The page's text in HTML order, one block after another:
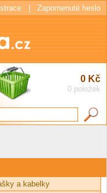
0 Kč
0 položek
Zapomenuté heslo
a kabelky